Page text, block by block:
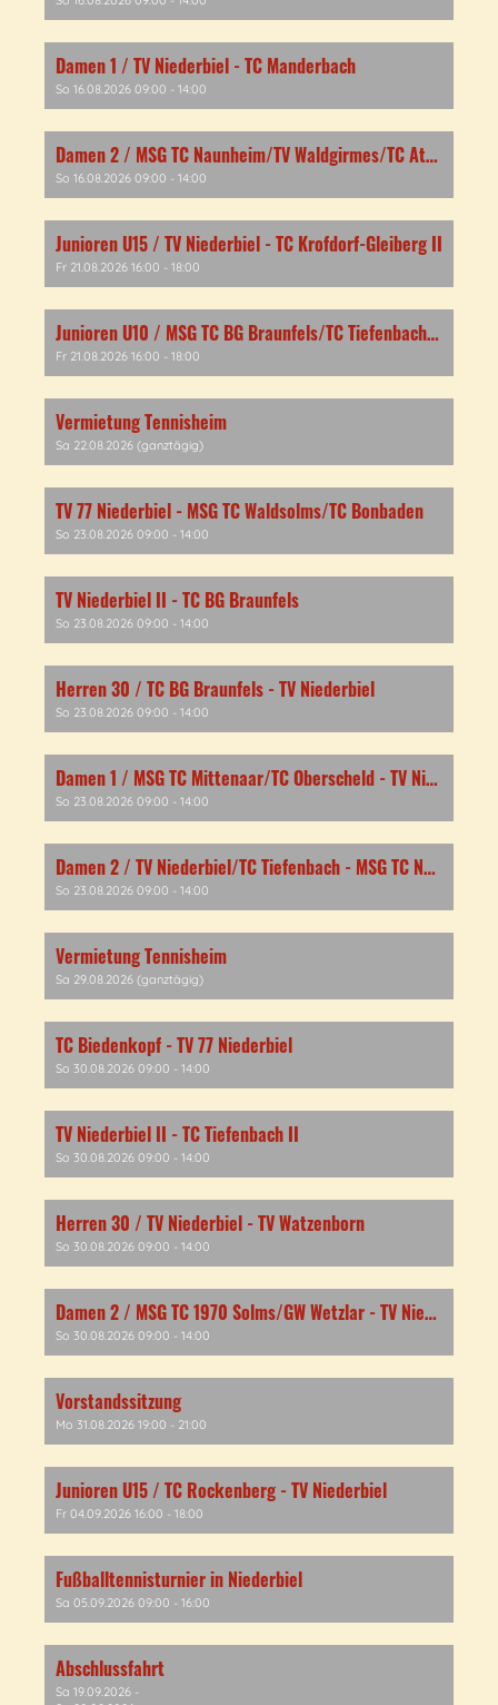
Damen 1 / TV Niederbiel - TC Manderbach
So 16.08.2026 09:00 - 14:00
Damen 2 / MSG TC Naunheim/TV Waldgirmes/TC Atzbach - TV Niederbiel/TC Tiefenbach
So 16.08.2026 09:00 - 14:00
Junioren U15 / TV Niederbiel - TC Krofdorf-Gleiberg II
Fr 21.08.2026 16:00 - 18:00
Junioren U10 / MSG TC BG Braunfels/TC Tiefenbach -TV Niederbiel
Fr 21.08.2026 16:00 - 18:00
Vermietung Tennisheim
Sa 22.08.2026 (ganztägig)
TV 77 Niederbiel - MSG TC Waldsolms/TC Bonbaden
So 23.08.2026 09:00 - 14:00
TV Niederbiel II - TC BG Braunfels
So 23.08.2026 09:00 - 14:00
Herren 30 / TC BG Braunfels - TV Niederbiel
So 23.08.2026 09:00 - 14:00
Damen 1 / MSG TC Mittenaar/TC Oberscheld - TV Niederbiel
So 23.08.2026 09:00 - 14:00
Damen 2 / TV Niederbiel/TC Tiefenbach - MSG TC Nauborn/TC Schöffengrund
So 23.08.2026 09:00 - 14:00
Vermietung Tennisheim
Sa 29.08.2026 (ganztägig)
TC Biedenkopf - TV 77 Niederbiel
So 30.08.2026 09:00 - 14:00
TV Niederbiel II - TC Tiefenbach II
So 30.08.2026 09:00 - 14:00
Herren 30 / TV Niederbiel - TV Watzenborn
So 30.08.2026 09:00 - 14:00
Damen 2 / MSG TC 1970 Solms/GW Wetzlar - TV Niederbiel/TC Tiefenbach
So 30.08.2026 09:00 - 14:00
Vorstandssitzung
Mo 31.08.2026 19:00 - 21:00
Junioren U15 / TC Rockenberg - TV Niederbiel
Fr 04.09.2026 16:00 - 18:00
Fußballtennisturnier in Niederbiel
Sa 05.09.2026 09:00 - 16:00
Abschlussfahrt
Sa 19.09.2026 -